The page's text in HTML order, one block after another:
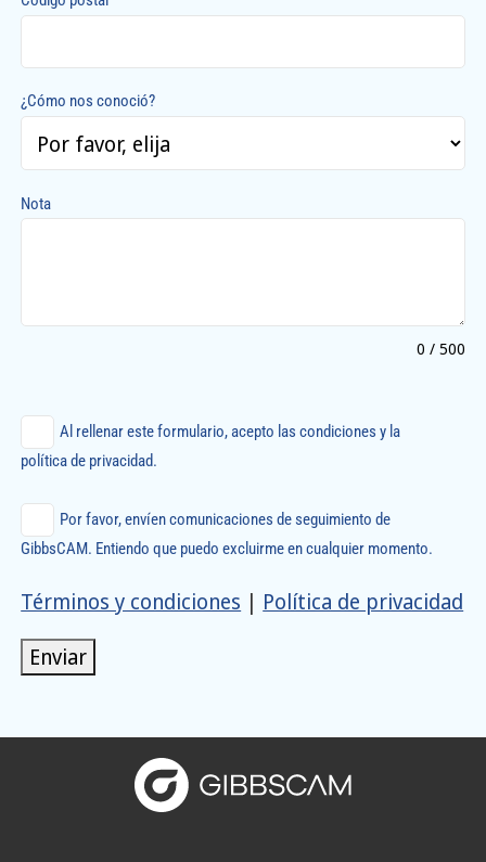
¿Cómo nos conoció?
Nota
0 / 500
Al rellenar este formulario, acepto las condiciones y la
política de privacidad.
Por favor, envíen comunicaciones de seguimiento de
GibbsCAM. Entiendo que puedo excluirme en cualquier momento.
Términos y condiciones | Política de privacidad
Enviar